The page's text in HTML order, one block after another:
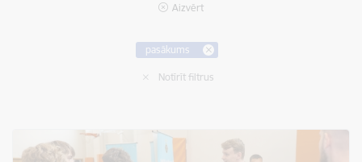
Aizvērt
pasākums
Notīrīt filtrus